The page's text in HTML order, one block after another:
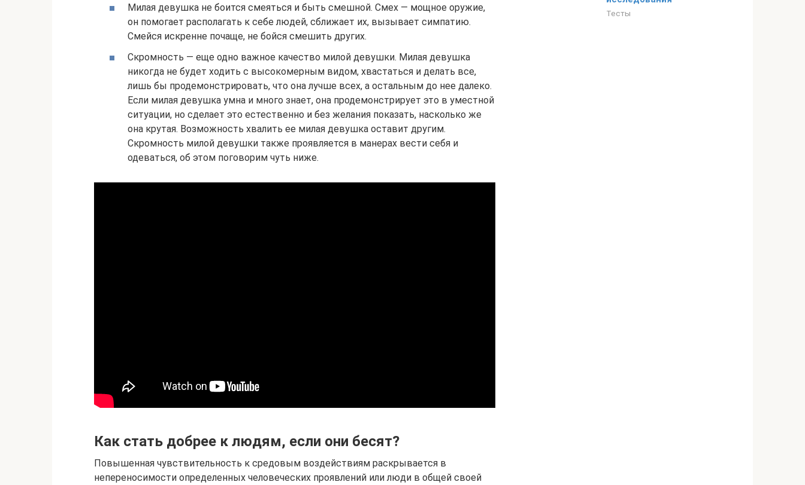
Милая девушка не боится смеяться и быть смешной. Смех — мощное оружие,
он помогает располагать к себе людей, сближает их, вызывает симпатию.
Смейся искренне почаще, не бойся смешить других.
Скромность — еще одно важное качество милой девушки. Милая девушка
никогда не будет ходить с высокомерным видом, хвастаться и делать все,
лишь бы продемонстрировать, что она лучше всех, а остальным до нее далеко.
Если милая девушка умна и много знает, она продемонстрирует это в уместной
ситуации, но сделает это естественно и без желания показать, насколько же
она крутая. Возможность хвалить ее милая девушка оставит другим.
Скромность милой девушки также проявляется в манерах вести себя и
одеваться, об этом поговорим чуть ниже.
Как стать добрее к людям, если они бесят?
Повышенная чувствительность к средовым воздействиям раскрывается в
непереносимости определенных человеческих проявлений или люди в общей своей
Тесты